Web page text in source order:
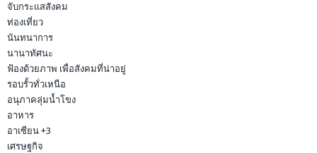
จับกระแสสังคม
ท่องเที่ยว
นันทนาการ
นานาทัศนะ
ฟ้องด้วยภาพ เพื่อสังคมที่น่าอยู่
รอบรั้วทั่วเหนือ
อนุภาคลุ่มน้ำโขง
อาหาร
อาเซียน +3
เศรษฐกิจ